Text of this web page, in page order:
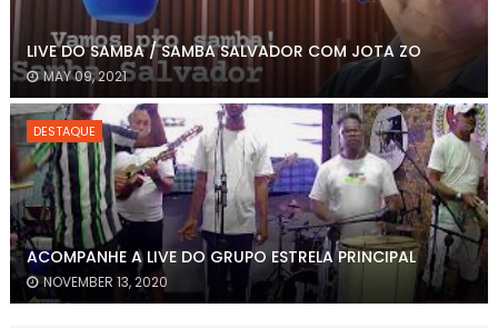
LIVE DO SAMBA / SAMBA SALVADOR COM JOTA ZO
MAY 09, 2021
DESTAQUE
ACOMPANHE A LIVE DO GRUPO ESTRELA PRINCIPAL
NOVEMBER 13, 2020